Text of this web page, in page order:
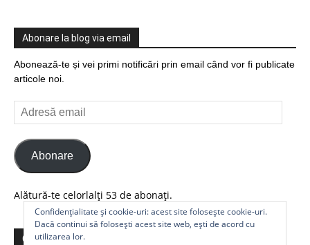
Abonare la blog via email
Abonează-te și vei primi notificări prin email când vor fi publicate
articole noi.
Adresă
email
Abonare
Alătură-te celorlalți 53 de abonați.
Comunitate
Confidențialitate și cookie-uri: acest site folosește cookie-uri.
Dacă continui să folosești acest site web, ești de acord cu
utilizarea lor.